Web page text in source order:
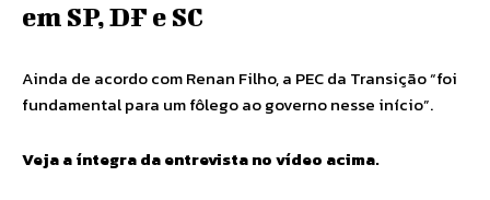
em SP, DF e SC
Ainda de acordo com Renan Filho, a PEC da Transição “foi
fundamental para um fôlego ao governo nesse início”.
Veja a íntegra da entrevista no vídeo acima.